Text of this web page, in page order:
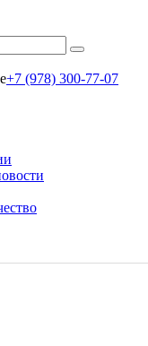
+7 (978) 300-77-07